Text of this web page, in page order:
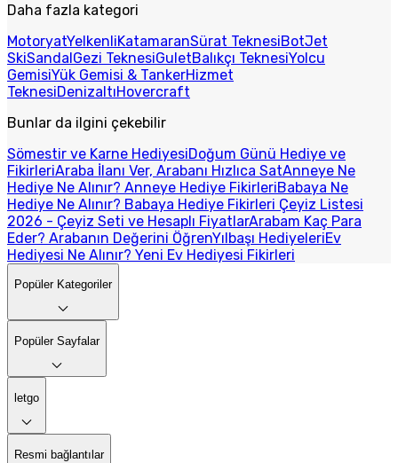
Daha fazla kategori
MotoryatYelkenliKatamaranSürat TeknesiBotJet
SkiSandalGezi TeknesiGuletBalıkçı TeknesiYolcu
GemisiYük Gemisi & TankerHizmet
TeknesiDenizaltıHovercraft
Bunlar da ilgini çekebilir
Sömestir ve Karne HediyesiDoğum Günü Hediye ve
FikirleriAraba İlanı Ver, Arabanı Hızlıca SatAnneye Ne
Hediye Ne Alınır? Anneye Hediye FikirleriBabaya Ne
Hediye Ne Alınır? Babaya Hediye Fikirleri Çeyiz Listesi
2026 - Çeyiz Seti ve Hesaplı FiyatlarArabam Kaç Para
Eder? Arabanın Değerini ÖğrenYılbaşı HediyeleriEv
Hediyesi Ne Alınır? Yeni Ev Hediyesi Fikirleri
Popüler Kategoriler
Popüler Sayfalar
letgo
Resmi bağlantılar